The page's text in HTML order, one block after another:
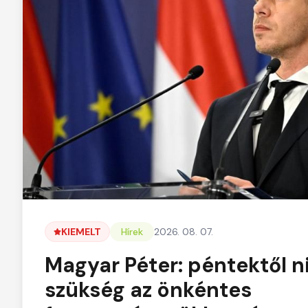
KIEMELT Hírek 2026. 08. 07.
Magyar Péter: péntektől
szükség az önkéntes